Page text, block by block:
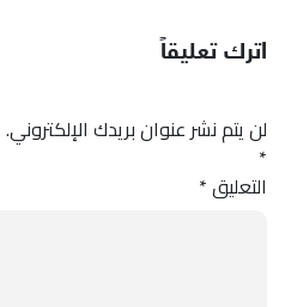
اترك تعليقاً
لن يتم نشر عنوان بريدك الإلكتروني.
*
التعليق*